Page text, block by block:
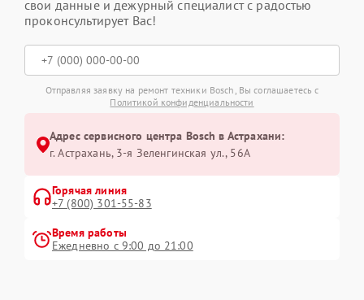
свои данные и дежурный специалист с радостью
проконсультирует Вас!
Отправляя заявку на ремонт техники Bosch, Вы соглашаетесь с
Политикой конфиденциальности
Адрес сервисного центра Bosch в Астрахани:
г. Астрахань, 3-я Зеленгинская ул., 56А
Горячая линия
+7 (800) 301-55-83
Время работы
Ежедневно с 9:00 до 21:00